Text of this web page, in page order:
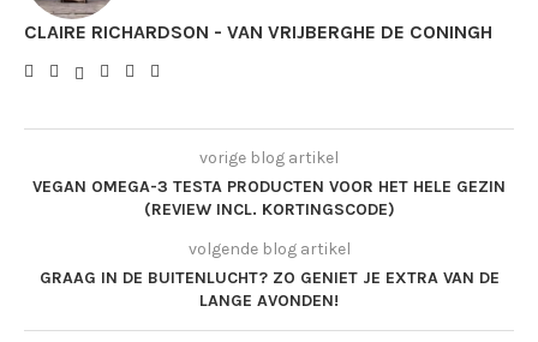
CLAIRE RICHARDSON - VAN VRIJBERGHE DE CONINGH
vorige blog artikel
VEGAN OMEGA-3 TESTA PRODUCTEN VOOR HET HELE GEZIN
(REVIEW INCL. KORTINGSCODE)
volgende blog artikel
GRAAG IN DE BUITENLUCHT? ZO GENIET JE EXTRA VAN DE
LANGE AVONDEN!